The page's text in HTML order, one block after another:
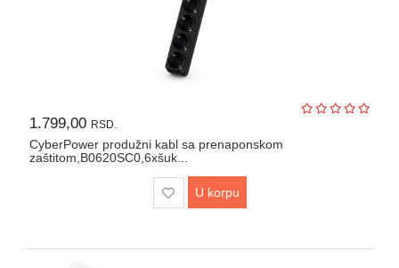
1.799,00 RSD.
CyberPower produžni kabl sa prenaponskom
zaštitom,B0620SC0,6xšuk...
U korpu